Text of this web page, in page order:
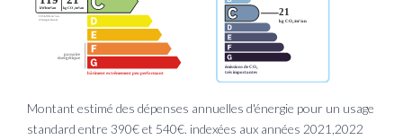
Montant estimé des dépenses annuelles d'énergie pour un usage
standard entre 390€ et 540€. indexées aux années 2021,2022